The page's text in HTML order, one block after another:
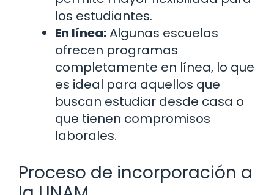
los estudiantes.
En línea:Algunas escuelas
ofrecen programas
completamente en línea, lo que
es ideal para aquellos que
buscan estudiar desde casa o
que tienen compromisos
laborales.
Proceso de incorporación a